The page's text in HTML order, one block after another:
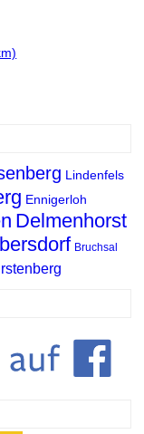
Lindenfels
Ennigerloh
Delmenhorst
Bruchsal